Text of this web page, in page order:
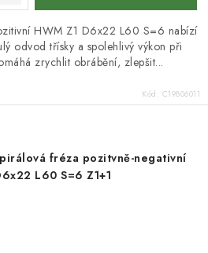
HWM Z1 D6x22 L60 S=6 nabízí
odvod třísky a spolehlivý výkon při
zrychlit obrábění, zlepšit...
Kód: C19806011
fréza pozitvně-negativní
L60 S=6 Z1+1